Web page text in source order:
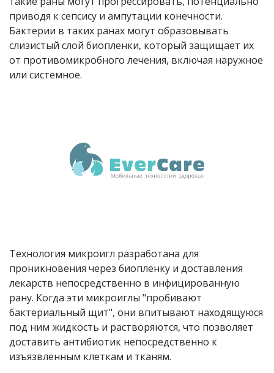
приводя к сепсису и ампутации конечности.
Бактерии в таких ранах могут образовывать
слизистый слой биопленки, который защищает их
от противомикробного лечения, включая наружное
или системное.
Технология микроигл разработана для
проникновения через биопленку и доставления
лекарств непосредственно в инфицированную
рану. Когда эти микроиглы "пробивают
бактериальный щит", они впитывают находящуюся
под ним жидкость и растворяются, что позволяет
доставить антибиотик непосредственно к
изъязвленным клеткам и тканям.